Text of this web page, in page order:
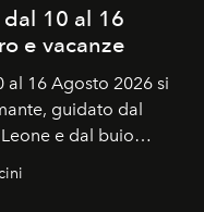
10 al 16
e vacanze
16 Agosto 2026 si
guidato dal
e dal buio
del 12 agosto,